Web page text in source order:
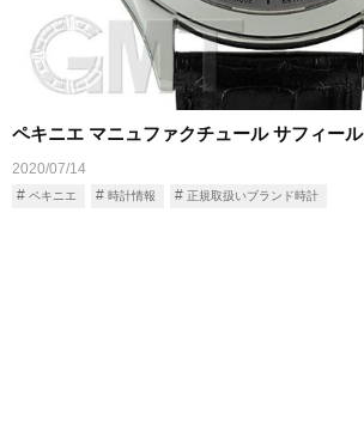
ペキニエ マニュファクチュール サフィー
2020/07/14
ペキニエ 時計情報 正規取扱いブランド時計